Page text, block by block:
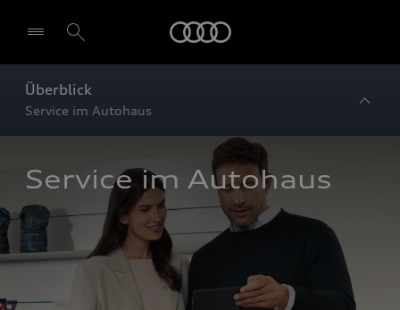
Überblick
Service im Autohaus
Service im Autohaus